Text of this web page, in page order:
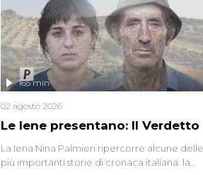
Le Iene presentano: Il Verdetto
165 min
02 agosto 2026
La Iena Nina Palmieri ripercorre alcune delle
più importanti storie di cronaca italiana: la